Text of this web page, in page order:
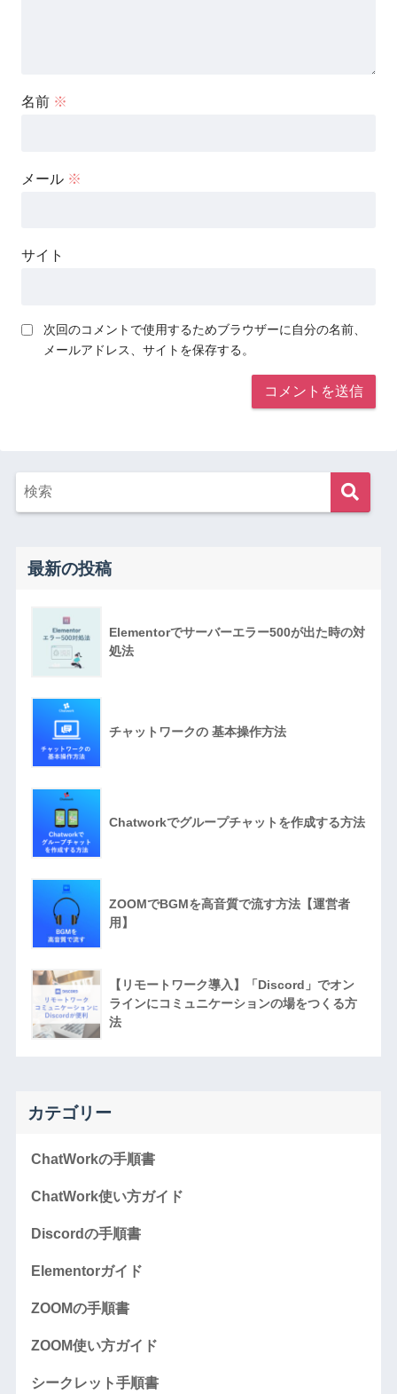
名前 ※
メール ※
サイト
次回のコメントで使用するためブラウザーに自分の名前、
メールアドレス、サイトを保存する。
最新の投稿
Elementorでサーバーエラー500が出た時の対
処法
チャットワークの 基本操作方法
Chatworkでグループチャットを作成する方法
ZOOMでBGMを高音質で流す方法【運営者
用】
【リモートワーク導入】「Discord」でオン
ラインにコミュニケーションの場をつくる方
法
カテゴリー
ChatWorkの手順書
ChatWork使い方ガイド
Discordの手順書
Elementorガイド
ZOOMの手順書
ZOOM使い方ガイド
シークレット手順書